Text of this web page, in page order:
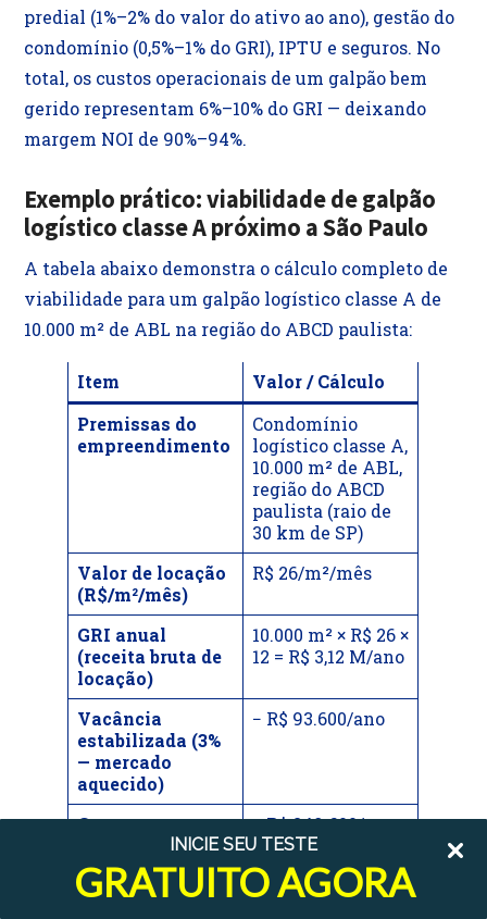
INICIE SEU TESTE
GRATUITO AGORA
predial (1%–2% do valor do ativo ao ano), gestão do
condomínio (0,5%–1% do GRI), IPTU e seguros. No
total, os custos operacionais de um galpão bem
gerido representam 6%–10% do GRI — deixando
margem NOI de 90%–94%.
Exemplo prático: viabilidade de galpão
logístico classe A próximo a São Paulo
A tabela abaixo demonstra o cálculo completo de
viabilidade para um galpão logístico classe A de
10.000 m² de ABL na região do ABCD paulista:
Item
Valor / Cálculo
Premissas do
empreendimento
Condomínio
logístico classe A,
10.000 m² de ABL,
região do ABCD
paulista (raio de
30 km de SP)
Valor de locação
(R$/m²/mês)
R$ 26/m²/mês
GRI anual
(receita bruta de
locação)
10.000 m² × R$ 26 ×
12 = R$ 3,12 M/ano
Vacância
estabilizada (3%
— mercado
aquecido)
− R$ 93.600/ano
Custos
operacionais
(manutenção,
gestão, IPTU —
− R$ 249.600/ano